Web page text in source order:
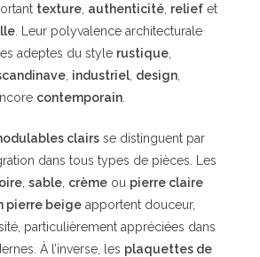
texture authenticité relief et
. Leur polyvalence architecturale
adeptes du style rustique
industriel design
contemporain
clairs se distinguent par
dans tous types de pièces. Les
sable crème ou pierre claire
pierre beige apportent douceur,
particulièrement appréciées dans
À l’inverse, les plaquettes de